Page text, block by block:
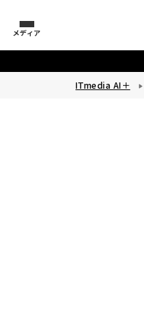
メディア
ITmedia AI＋